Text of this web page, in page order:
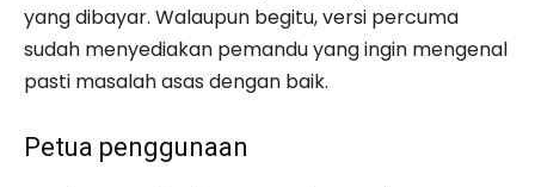
yang dibayar. Walaupun begitu, versi percuma
sudah menyediakan pemandu yang ingin mengenal
pasti masalah asas dengan baik.
Petua penggunaan